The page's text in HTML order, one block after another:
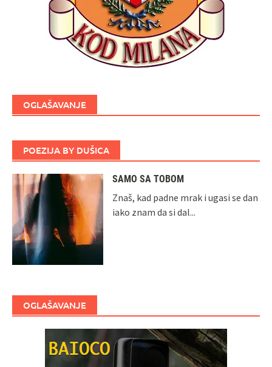
OGLAŠAVANJE
POEZIJA BY DUŠICA
SAMO SA TOBOM
Znaš, kad padne mrak i ugasi se dan
iako znam da si dal...
OGLAŠAVANJE